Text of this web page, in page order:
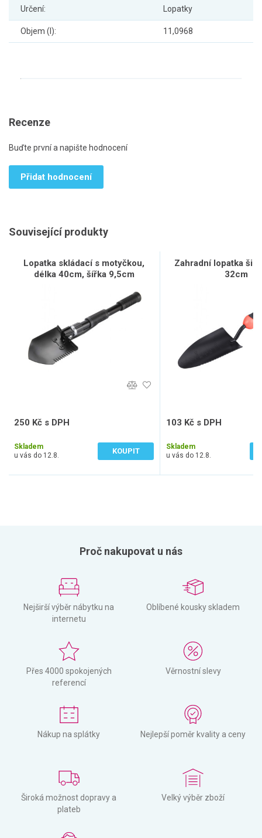
Určení: Lopatky
Objem (l): 11,0968
Recenze
Buďte první a napište hodnocení
Přidat hodnocení
Související produkty
Lopatka skládací s motyčkou,
délka 40cm, šířka 9,5cm
250 Kč s DPH
Skladem
u vás do 12.8.
KOUPIT
Zahradní lopatka
32cm
103 Kč s DPH
Skladem
u vás do 12.8.
Proč nakupovat u nás
Nejširší výběr nábytku na
internetu
Oblíbené kousky skladem
Přes 4000 spokojených
referencí
Věrnostní slevy
Nákup na splátky Nejlepší poměr kvality a ceny
Široká možnost dopravy a
plateb
Velký výběr zboží